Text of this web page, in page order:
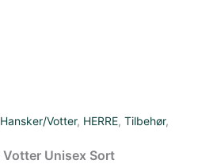
Hansker/Votter, HERRE,Tilbehør,
Unisex Sort